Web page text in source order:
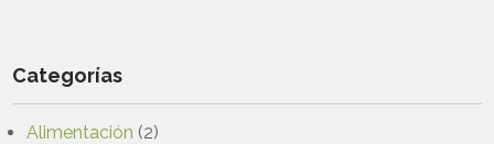
Categorías
Alimentación (2)